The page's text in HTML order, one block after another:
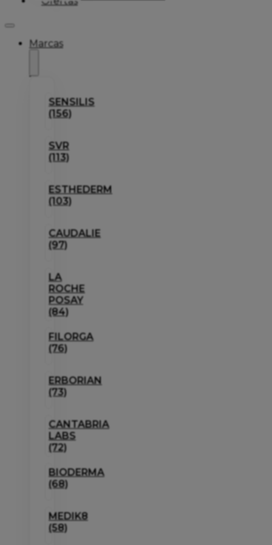
Marcas
SENSILIS
(156)
SVR
(113)
ESTHEDERM
(103)
CAUDALIE
(97)
LA
ROCHE
POSAY
(84)
FILORGA
(76)
ERBORIAN
(73)
CANTABRIA
LABS
(72)
BIODERMA
(68)
MEDIK8
(58)